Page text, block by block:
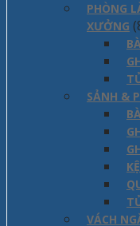
PHÒNG
XƯỞNG
SẢNH &
VÁCH